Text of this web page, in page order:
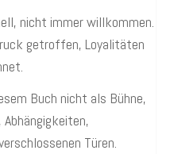
nicht immer willkommen.
getroffen, Loyalitäten
Buch nicht als Bühne,
Türen.